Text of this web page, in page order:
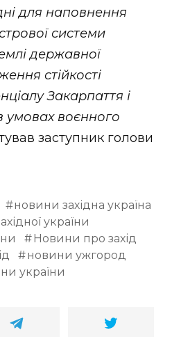
для наповнення
системи
державної
стійкості
Закарпаття і
умовах воєнного
заступник голови
новини західна україна
україни
Новини про захід
новини ужгород
україни